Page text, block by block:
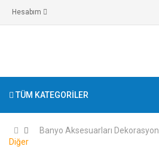
Hesabım
TÜM KATEGORILER
Banyo Aksesuarları Dekorasyon
Diğer